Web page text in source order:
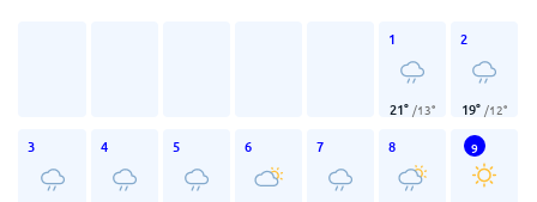
1
21° /13°
2
19° /12°
3 4 5 6 7 8 9